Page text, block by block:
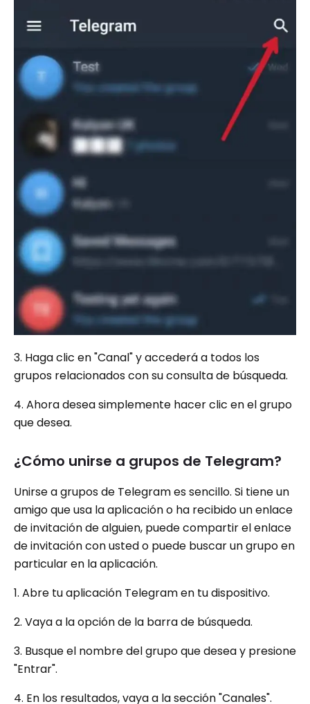
3. Haga clic en "Canal" y accederá a todos los
grupos relacionados con su consulta de búsqueda.
4. Ahora desea simplemente hacer clic en el grupo
que desea.
¿Cómo unirse a grupos de Telegram?
Unirse a grupos de Telegram es sencillo. Si tiene un
amigo que usa la aplicación o ha recibido un enlace
de invitación de alguien, puede compartir el enlace
de invitación con usted o puede buscar un grupo en
particular en la aplicación.
1. Abre tu aplicación Telegram en tu dispositivo.
2. Vaya a la opción de la barra de búsqueda.
3. Busque el nombre del grupo que desea y presione
"Entrar".
4. En los resultados, vaya a la sección "Canales".